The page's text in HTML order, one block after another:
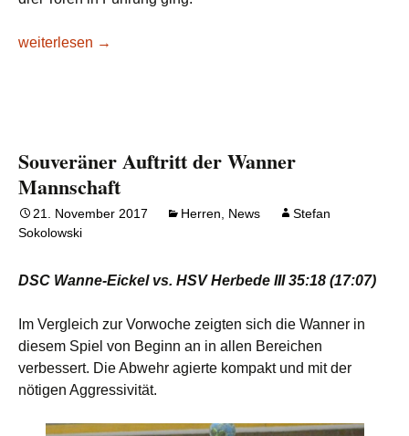
DSC verliert Spitzenspiel in Scherlebeck
weiterlesen →
Souveräner Auftritt der Wanner
Mannschaft
21. November 2017 Herren News
Stefan
Sokolowski
DSC Wanne-Eickel vs. HSV Herbede III 35:18 (17:07)
Im Vergleich zur Vorwoche zeigten sich die Wanner in
diesem Spiel von Beginn an in allen Bereichen
verbessert. Die Abwehr agierte kompakt und mit der
nötigen Aggressivität.